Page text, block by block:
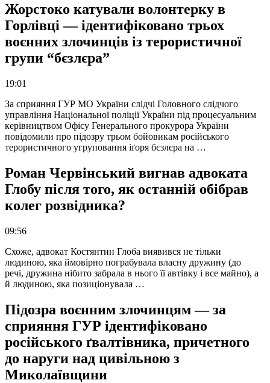
Жорстоко катували волонтерку в
Горлівці — ідентифіковано трьох
воєнних злочинців із терористичної
групи “бєзлєра”
19:01
За сприяння ГУР МО України слідчі Головного слідчого
управління Національної поліції України під процесуальним
керівництвом Офісу Генерального прокурора України
повідомили про підозру трьом бойовикам російського
терористичного угруповання іґоря бєзлєра на …
Роман Червінський вигнав адвоката
Глобу після того, як останній обібрав
колег розвідника?
09:56
Схоже, адвокат Костянтин Глоба виявився не тільки
людиною, яка ймовірно пограбувала власну дружину (до
речі, дружина нібито забрала в нього її автівку і все майно), а
й людиною, яка позиціонувала …
Підозра воєнним злочинцям — за
сприяння ГУР ідентифіковано
російського ґвалтівника, причетного
до наруги над цивільною з
Миколаївщини